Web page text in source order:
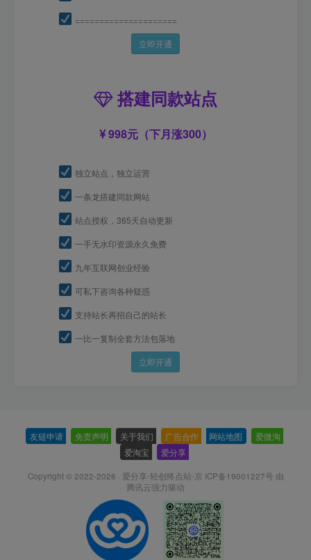
=====================
立即开通
搭建同款站点
998元（下月涨300）
独立站点，独立运营
一条龙搭建同款网站
站点授权，365天自动更新
一手无水印资源永久免费
九年互联网创业经验
可私下咨询各种疑惑
支持站长再招自己的站长
一比一复制全套方法包落地
立即开通
友链申请 免责声明 关于我们 广告合作 网站地图 爱微淘
爱淘宝
爱分享
Copyright © 2022-2026 · 爱分享-轻创终点站-京 ICP备19001227号 由
腾讯云强力驱动